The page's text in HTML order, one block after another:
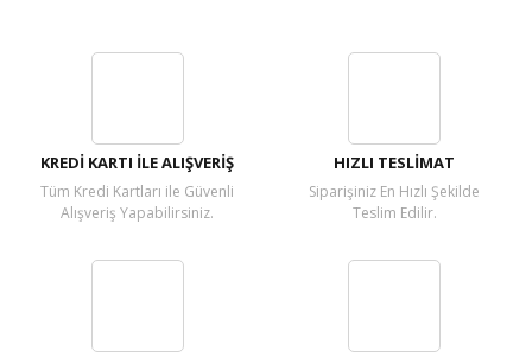
KREDİ KARTI İLE ALIŞVERİŞ
Tüm Kredi Kartları ile Güvenli
Alışveriş Yapabilirsiniz.
HIZLI TESLİMAT
Siparişiniz En Hızlı Şekilde
Teslim Edilir.